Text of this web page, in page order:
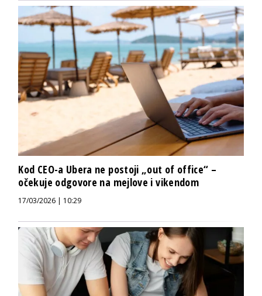
Kod CEO-a Ubera ne postoji „out of office“ –
očekuje odgovore na mejlove i vikendom
17/03/2026 | 10:29